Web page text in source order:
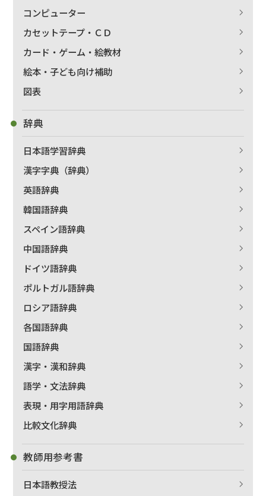
コンピューター
カセットテープ・ＣＤ
カード・ゲーム・絵教材
絵本・子ども向け補助
図表
辞典
日本語学習辞典
漢字字典（辞典）
英語辞典
韓国語辞典
スペイン語辞典
中国語辞典
ドイツ語辞典
ポルトガル語辞典
ロシア語辞典
各国語辞典
国語辞典
漢字・漢和辞典
語学・文法辞典
表現・用字用語辞典
比較文化辞典
教師用参考書
日本語教授法